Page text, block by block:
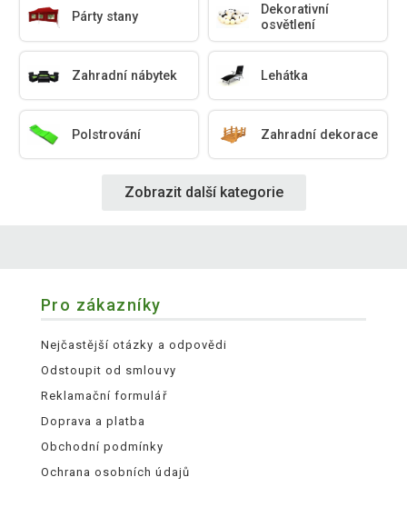
Párty stany
Dekorativní
osvětlení
Zahradní nábytek Lehátka
Polstrování Zahradní dekorace
Zobrazit další kategorie
Pro zákazníky
Nejčastější otázky a odpovědi
Odstoupit od smlouvy
Reklamační formulář
Doprava a platba
Obchodní podmínky
Ochrana osobních údajů